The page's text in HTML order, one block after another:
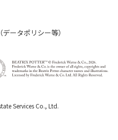
ータポリシー等）
Services Co., Ltd.